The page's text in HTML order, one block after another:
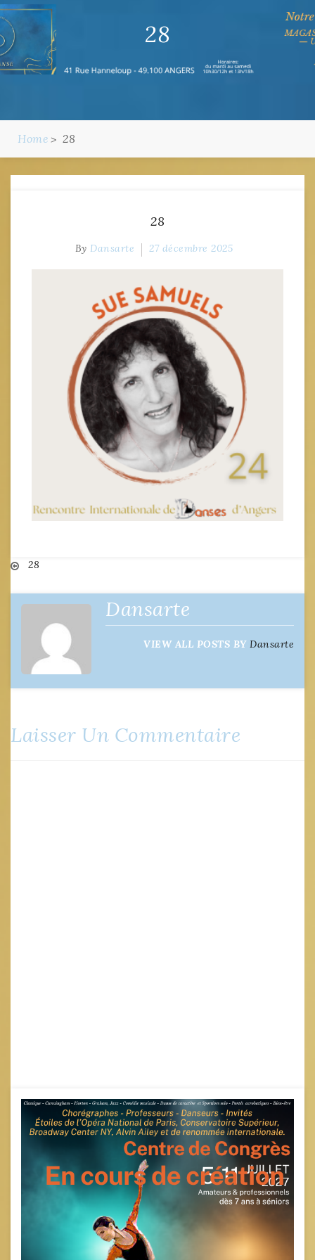
28
Home 28
28
By Dansarte 27 décembre 2025
Navigation
de
l’article
28
Dansarte
VIEW ALL POSTS BY Dansarte
Laisser Un Commentaire